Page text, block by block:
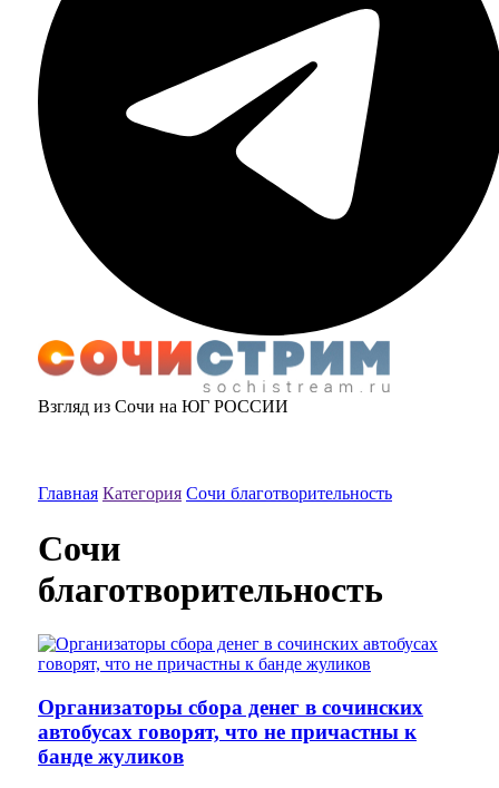
Взгляд из Сочи на ЮГ РОССИИ
Главная Категория Сочи благотворительность
Сочи
благотворительность
Организаторы сбора денег в сочинских
автобусах говорят, что не причастны к
банде жуликов